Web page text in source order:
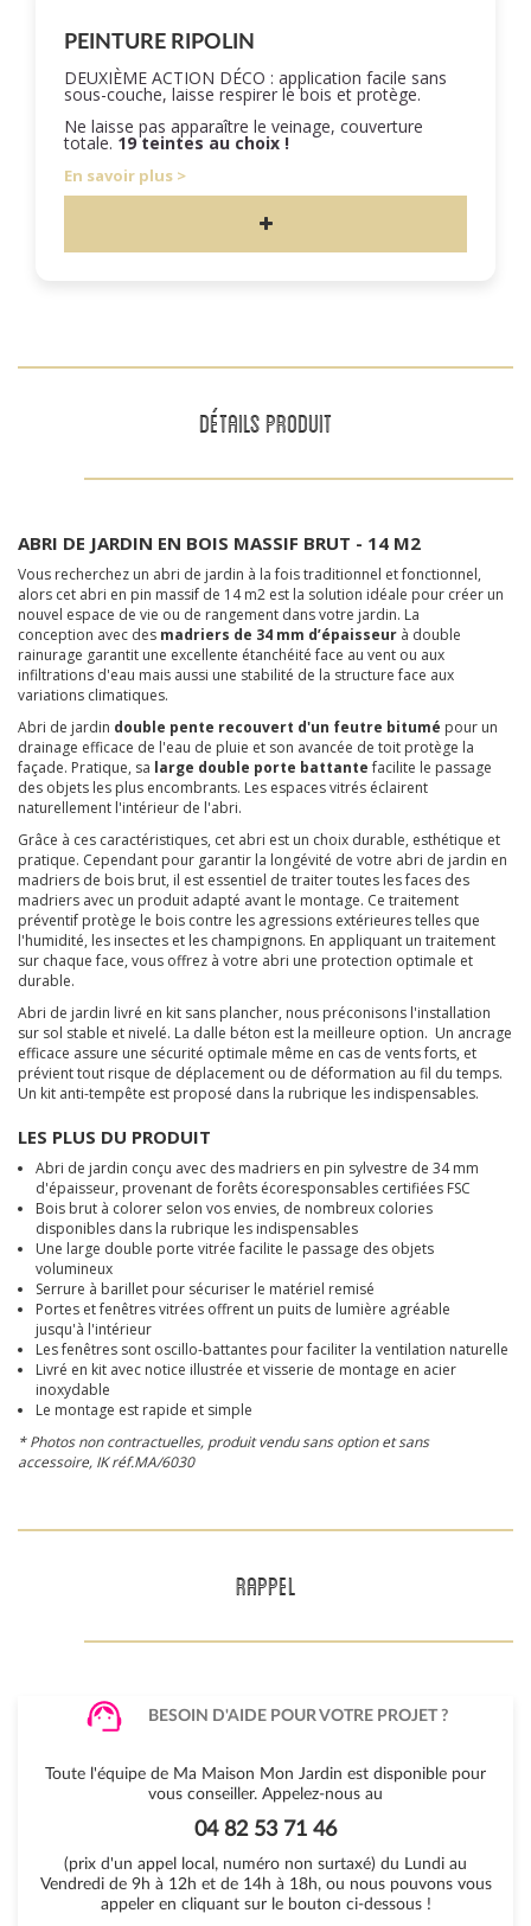
PEINTURE RIPOLIN
DEUXIÈME ACTION DÉCO : application facile sans
sous-couche, laisse respirer le bois et protège.
Ne laisse pas apparaître le veinage, couverture
totale. 19 teintes au choix !
En savoir plus
DÉTAILS PRODUIT
ABRI DE JARDIN EN BOIS MASSIF BRUT - 14 M2
Vous recherchez un abri de jardin à la fois traditionnel et fonctionnel,
alors cet abri en pin massif de 14 m2 est la solution idéale pour créer un
nouvel espace de vie ou de rangement dans votre jardin. La
conception avec des madriers de 34 mm d’épaisseur à double
rainurage garantit une excellente étanchéité face au vent ou aux
infiltrations d'eau mais aussi une stabilité de la structure face aux
variations climatiques.
Abri de jardin double pente recouvert d'un feutre bitumé pour un
drainage efficace de l'eau de pluie et son avancée de toit protège la
façade. Pratique, sa large double porte battantefacilite le passage
des objets les plus encombrants. Les espaces vitrés éclairent
naturellement l'intérieur de l'abri.
Grâce à ces caractéristiques, cet abri est un choix durable, esthétique et
pratique. Cependant pour garantir la longévité de votre abri de jardin en
madriers de bois brut, il est essentiel de traiter toutes les faces des
madriers avec un produit adapté avant le montage. Ce traitement
préventif protège le bois contre les agressions extérieures telles que
l'humidité, les insectes et les champignons. En appliquant un traitement
sur chaque face, vous offrez à votre abri une protection optimale et
durable.
Abri de jardin livré en kit sans plancher, nous préconisons l'installation
sur sol stable et nivelé. La dalle béton est la meilleure option. Un ancrage
efficace assure une sécurité optimale même en cas de vents forts, et
prévient tout risque de déplacement ou de déformation au fil du temps.
Un kit anti-tempête est proposé dans la rubrique les indispensables.
LES PLUS DU PRODUIT
Abri de jardin conçu avec des madriers en pin sylvestre de 34 mm
d'épaisseur, provenant de forêts écoresponsables certifiées FSC
Bois brut à colorer selon vos envies, de nombreux colories
disponibles dans la rubrique les indispensables
Une large double porte vitrée facilite le passage des objets
volumineux
Serrure à barillet pour sécuriser le matériel remisé
Portes et fenêtres vitrées offrent un puits de lumière agréable
jusqu'à l'intérieur
Les fenêtres sont oscillo-battantes pour faciliter la ventilation naturelle
Livré en kit avec notice illustrée et visserie de montage en acier
inoxydable
Le montage est rapide et simple
* Photos non contractuelles, produit vendu sans option et sans
accessoire, IKréf.MA/6030
RAPPEL
BESOIN D'AIDE POUR VOTRE PROJET ?
Toute l'équipe de Ma Maison Mon Jardin est disponible pour
vous conseiller. Appelez-nous au
04 82 53 71 46
(prix d'un appel local, numéro non surtaxé) du Lundi au
Vendredi de 9h à 12h et de 14h à 18h, ou nous pouvons vous
appeler en cliquant sur le bouton ci-dessous !